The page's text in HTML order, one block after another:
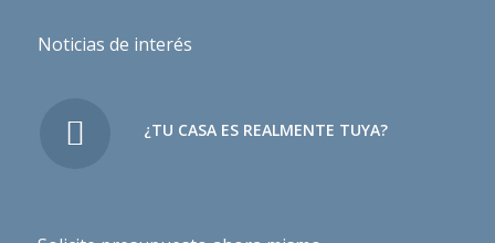
Noticias de interés
¿TU CASA ES REALMENTE TUYA?